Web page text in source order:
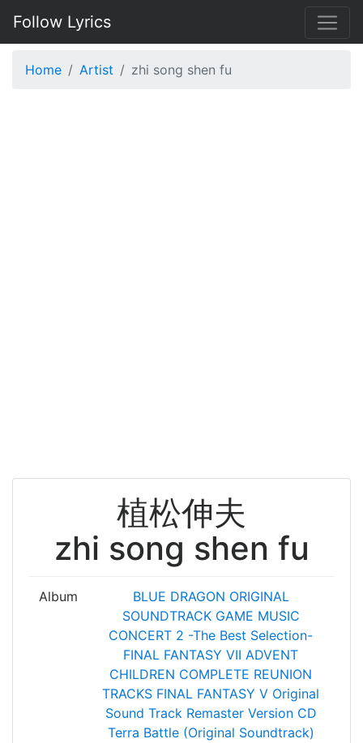
Follow Lyrics
Home Artist zhi song shen fu
植松伸夫
zhi song shen fu
Album
BLUE DRAGON ORIGINAL
SOUNDTRACK GAME MUSIC
CONCERT 2 -The Best Selection-
FINAL FANTASY VII ADVENT
CHILDREN COMPLETE REUNION
TRACKS FINAL FANTASY V Original
Sound Track Remaster Version CD
Terra Battle (Original Soundtrack)